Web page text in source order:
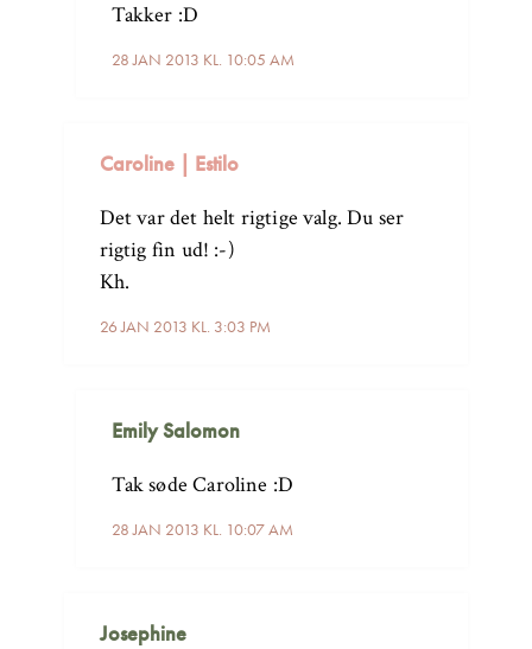
28 JAN 2013 KL. 10:05 AM
Takker :D
Caroline | Estilo
26 JAN 2013 KL. 3:03 PM
Det var det helt rigtige valg. Du ser
rigtig fin ud! :-)
Kh.
Emily Salomon
28 JAN 2013 KL. 10:07 AM
Tak søde Caroline :D
Josephine